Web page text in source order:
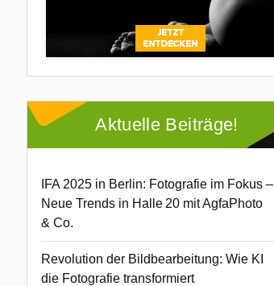
Aktuelle Beiträge!
IFA 2025 in Berlin: Fotografie im Fokus –
Neue Trends in Halle 20 mit AgfaPhoto
& Co.
Revolution der Bildbearbeitung: Wie KI
die Fotografie transformiert